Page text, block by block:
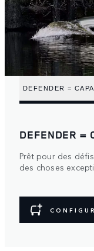
DEFENDER =
DEFENDER =
Prêt pour des
des choses